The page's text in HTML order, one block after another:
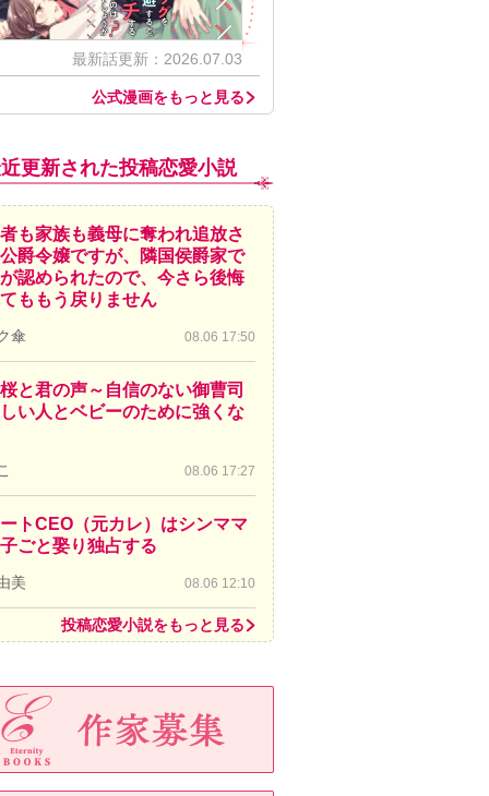
最新話更新：2026.07.03
公式漫画をもっと見る
更新された投稿恋愛小説
も家族も義母に奪われ追放さ
爵令嬢ですが、隣国侯爵家で
認められたので、今さら後悔
ももう戻りません
傘 08.06 17:50
と君の声～自信のない御曹司
い人とベビーのために強くな
08.06 17:27
トCEO（元カレ）はシンママ
ごと娶り独占する
美 08.06 12:10
投稿恋愛小説をもっと見る